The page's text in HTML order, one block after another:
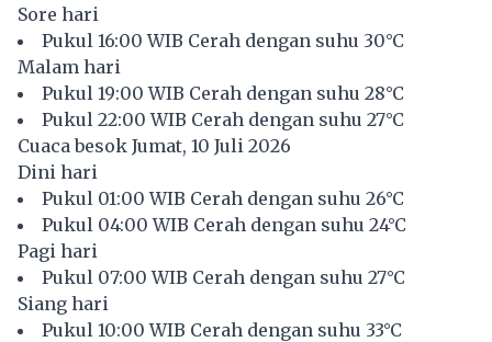
Sore hari
Pukul 16:00 WIB Cerah dengan suhu 30°C
Malam hari
Pukul 19:00 WIB Cerah dengan suhu 28°C
Pukul 22:00 WIB Cerah dengan suhu 27°C
Cuaca besok Jumat, 10 Juli 2026
Dini hari
Pukul 01:00 WIB Cerah dengan suhu 26°C
Pukul 04:00 WIB Cerah dengan suhu 24°C
Pagi hari
Pukul 07:00 WIB Cerah dengan suhu 27°C
Siang hari
Pukul 10:00 WIB Cerah dengan suhu 33°C